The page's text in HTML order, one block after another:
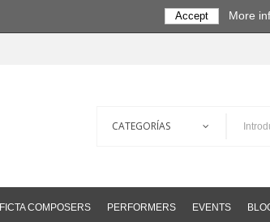
FICTA COMPOSERS PERFORMERS EVENTS
Accept More